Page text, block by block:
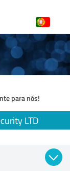
para nós!
LTD